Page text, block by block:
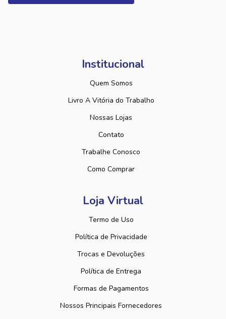
Institucional
Quem Somos
Livro A Vitória do Trabalho
Nossas Lojas
Contato
Trabalhe Conosco
Como Comprar
Loja Virtual
Termo de Uso
Política de Privacidade
Trocas e Devoluções
Política de Entrega
Formas de Pagamentos
Nossos Principais Fornecedores